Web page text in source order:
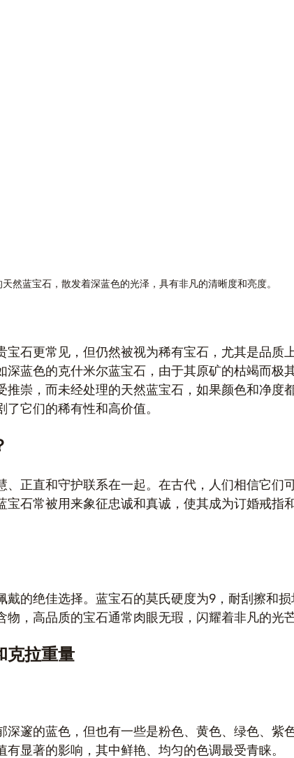
然蓝宝石，散发着深蓝色的光泽，具有非凡的清晰度和亮度。
宝石更常见，但仍然被视为稀有宝石，尤其是品质
深蓝色的克什米尔蓝宝石，由于其原矿的枯竭而极
推崇，而未经处理的天然蓝宝石，如果颜色和净度
它们的稀有性和高价值。
、正直和守护联系在一起。在古代，人们相信它们
宝石常被用来象征忠诚和真诚，使其成为订婚戒指
戴的绝佳选择。蓝宝石的莫氏硬度为9，耐刮擦和
，高品质的宝石通常肉眼无瑕，闪耀着非凡的光芒
克拉重量
深邃​​的蓝色，但也有一些是粉色、黄色、绿色、紫
显著的影响，其中鲜艳、均匀的色调最受青睐。